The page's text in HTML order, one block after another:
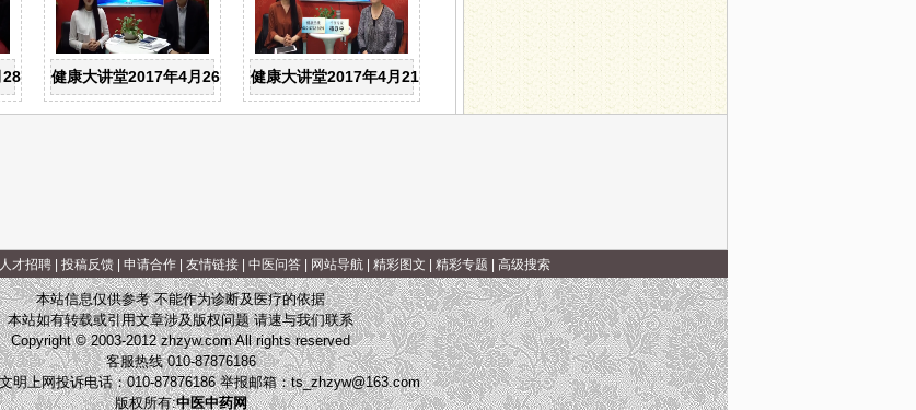
日：高龄产妇健康二孩梦如何实现？
健康大讲堂2017年4月26日：胡堃大夫--深度解析“癌症早筛”方面的知识信息
健康大讲堂2017年4月21日：中医专家杨以宁--最难治的面瘫后遗症，专家教您这么办
人才招聘| 投稿反馈| 申请合作| 友情链接| 中医问答| 网站导航| 精彩图文 精彩专题 高级搜索
本站信息仅供参考 不能作为诊断及医疗的依据
本站如有转载或引用文章涉及版权问题 请速与我们联系
Copyright © 2003-2012 zhzyw.com All rights reserved
客服热线 010-87876186
明上网投诉电话：010-87876186 举报邮箱：ts_zhzyw@163.com
版权所有:中医中药网